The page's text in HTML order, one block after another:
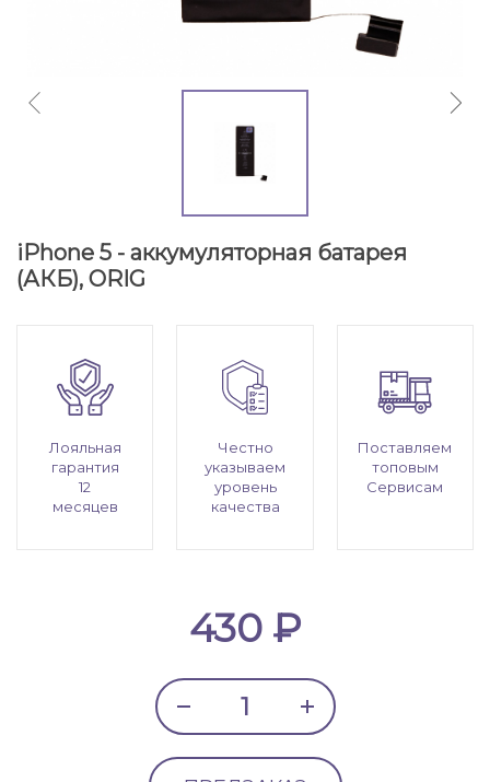
iPhone 5 - аккумуляторная батарея
(АКБ), ORIG
Лояльная
гарантия
12
месяцев
Честно
указываем
уровень
качества
Поставляем
топовым
Сервисам
430 ₽